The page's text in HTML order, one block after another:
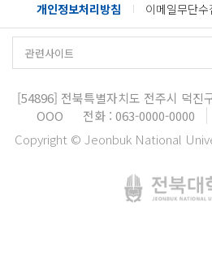
개인정보처리방침 이메일무단수
[54896] 전북특별자치도 전주시 덕진
OOO
전화 : 063-0000-0000
Copyright © Jeonbuk National